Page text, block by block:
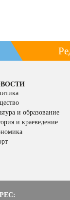
и образование
и краеведение